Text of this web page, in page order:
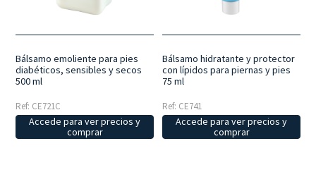
Bálsamo emoliente para pies
diabéticos, sensibles y secos
500 ml
Ref: CE721C
Accede para ver precios y
comprar
Bálsamo hidratante y protector
con lípidos para piernas y pies
75 ml
Ref: CE741
Accede para ver precios y
comprar